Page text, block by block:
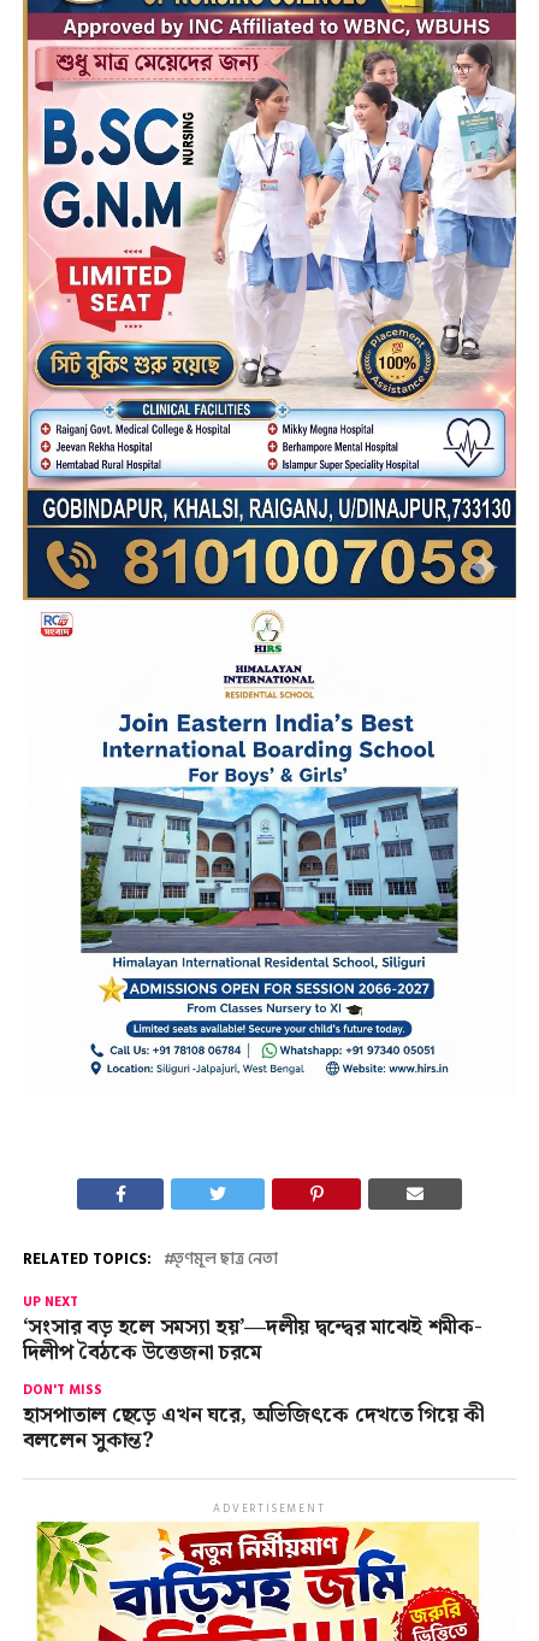
RELATED TOPICS: তৃণমূল ছাত্র নেতা
UP NEXT
‘সংসার বড় হলে সমস্যা হয়’—দলীয় দ্বন্দ্বের মাঝেই শমীক-
দিলীপ বৈঠকে উত্তেজনা চরমে
DON'T MISS
হাসপাতাল ছেড়ে এখন ঘরে, অভিজিৎকে দেখতে গিয়ে কী
বললেন সুকান্ত?
ADVERTISEMENT